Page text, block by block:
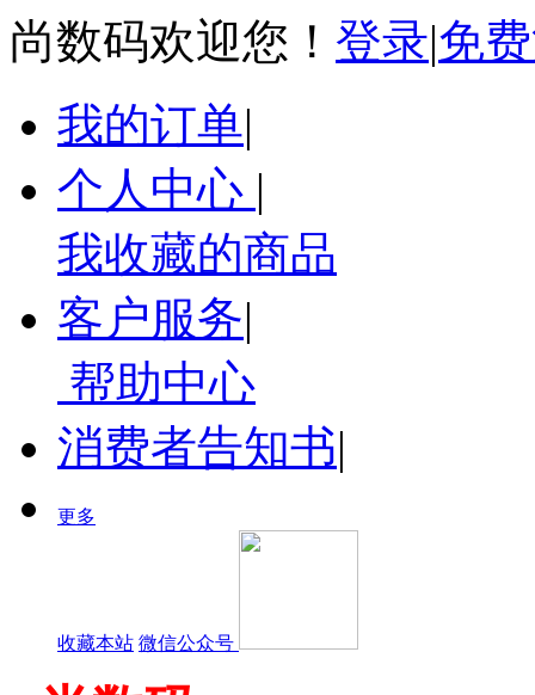
尚数码欢迎您！ 登录|免
我的订单|
个人中心 |
我收藏的商品
客户服务|
帮助中心
消费者告知书|
更多
收藏本站 微信公众号